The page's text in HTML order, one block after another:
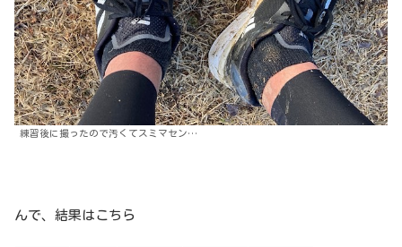
練習後に撮ったので汚くてスミマセン…
んで、結果はこちら